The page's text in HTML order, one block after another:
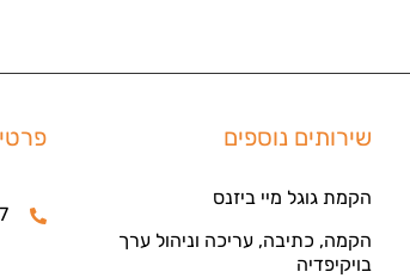
שירותים נוספים
הקמת גוגל מיי ביזנס
הקמה, כתיבה, עריכה וניהול ערך
בויקיפדיה